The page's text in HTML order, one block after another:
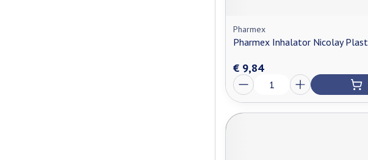
Pharmex
Pharmex Inhalator Nicolay Plast
€ 9,84
Aantal